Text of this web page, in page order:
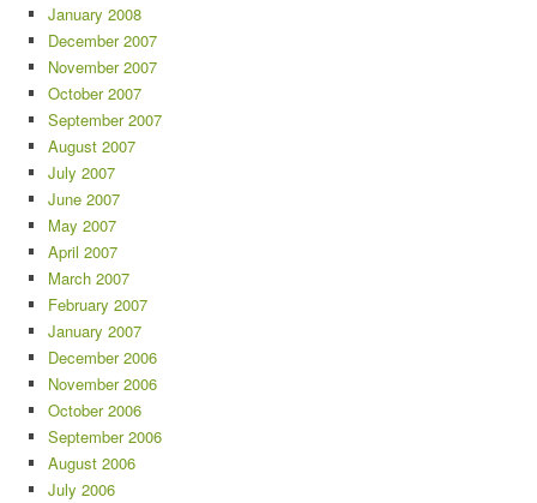
January 2008
December 2007
November 2007
October 2007
September 2007
August 2007
July 2007
June 2007
May 2007
April 2007
March 2007
February 2007
January 2007
December 2006
November 2006
October 2006
September 2006
August 2006
July 2006